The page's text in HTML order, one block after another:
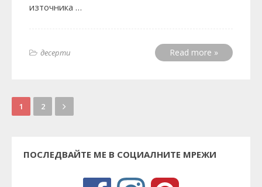
източника …
десерти Read more »
1 2
ПОСЛЕДВАЙТЕ МЕ В СОЦИАЛНИТЕ МРЕЖИ